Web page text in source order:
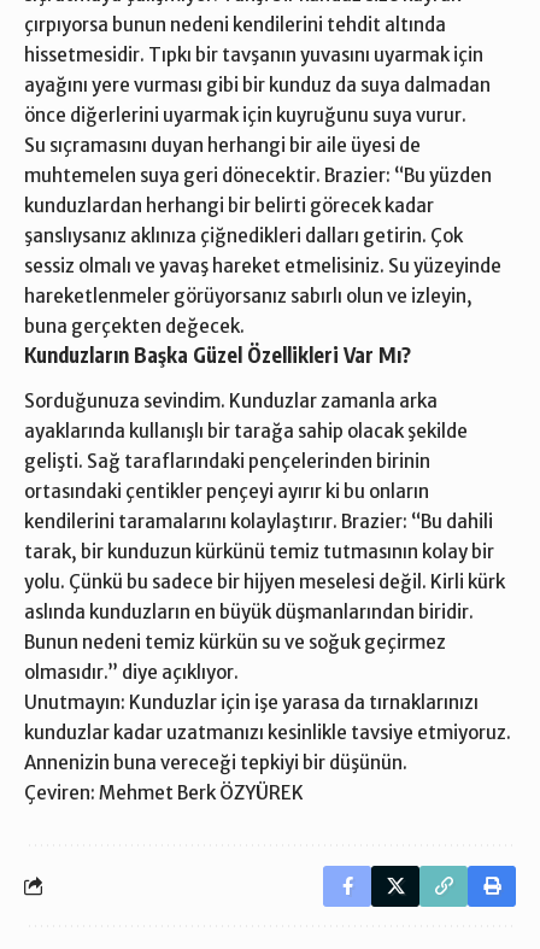
çırpıyorsa bunun nedeni kendilerini tehdit altında
hissetmesidir. Tıpkı bir tavşanın yuvasını uyarmak için
ayağını yere vurması gibi bir kunduz da suya dalmadan
önce diğerlerini uyarmak için kuyruğunu suya vurur.
Su sıçramasını duyan herhangi bir aile üyesi de
muhtemelen suya geri dönecektir. Brazier: “Bu yüzden
kunduzlardan herhangi bir belirti görecek kadar
şanslıysanız aklınıza çiğnedikleri dalları getirin. Çok
sessiz olmalı ve yavaş hareket etmelisiniz. Su yüzeyinde
hareketlenmeler görüyorsanız sabırlı olun ve izleyin,
buna gerçekten değecek.
Kunduzların Başka Güzel Özellikleri Var Mı?
Sorduğunuza sevindim. Kunduzlar zamanla arka
ayaklarında kullanışlı bir tarağa sahip olacak şekilde
gelişti. Sağ taraflarındaki pençelerinden birinin
ortasındaki çentikler pençeyi ayırır ki bu onların
kendilerini taramalarını kolaylaştırır. Brazier: “Bu dahili
tarak, bir kunduzun kürkünü temiz tutmasının kolay bir
yolu. Çünkü bu sadece bir hijyen meselesi değil. Kirli kürk
aslında kunduzların en büyük düşmanlarından biridir.
Bunun nedeni temiz kürkün su ve soğuk geçirmez
olmasıdır.” diye açıklıyor.
Unutmayın: Kunduzlar için işe yarasa da tırnaklarınızı
kunduzlar kadar uzatmanızı kesinlikle tavsiye etmiyoruz.
Annenizin buna vereceği tepkiyi bir düşünün.
Çeviren: Mehmet Berk ÖZYÜREK